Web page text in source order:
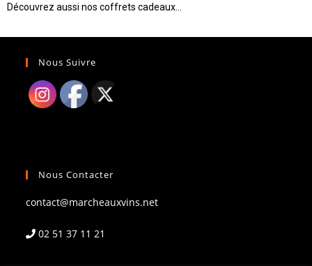
Découvrez aussi nos coffrets cadeaux…
Nous Suivre
Nous Contacter
contact@marcheauxvins.net
02 51 37 11 21